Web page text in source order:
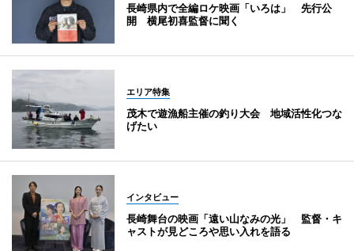
長崎県内で全編ロケ映画「いろは」 先行公
開 横尾初喜監督に聞く
エリア特集
茂木で遊漁船主催の釣り大会 地域活性化つな
げたい
インタビュー
長崎舞台の映画「遠い山なみの光」 監督・キ
ャストが見どころや思い入れを語る